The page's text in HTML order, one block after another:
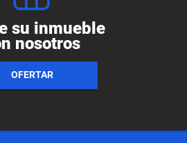
su inmueble
nosotros
OFERTAR